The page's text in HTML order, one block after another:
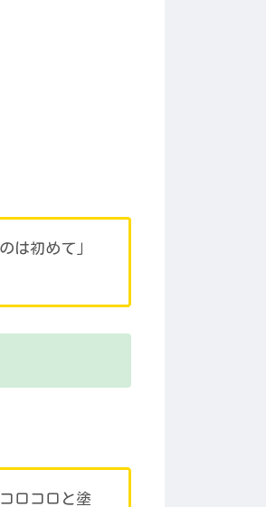
は初めて」
ロコロと塗